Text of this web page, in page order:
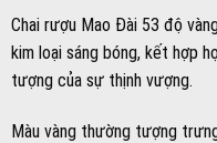
Chai rượu Mao Đài 53 độ
kim loại sáng bóng, kết hợp
tượng của sự thịnh vượng.
Màu vàng thường tượng